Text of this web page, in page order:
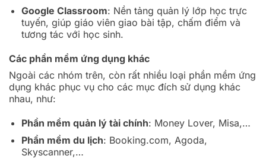
Google Classroom: Nền tảng quản lý lớp học trực
tuyến, giúp giáo viên giao bài tập, chấm điểm và
tương tác với học sinh.
Các phần mềm ứng dụng khác
Ngoài các nhóm trên, còn rất nhiều loại phần mềm ứng
dụng khác phục vụ cho các mục đích sử dụng khác
nhau, như:
Phần mềm quản lý tài chính: Money Lover, Misa,…
Phần mềm du lịch: Booking.com, Agoda,
Skyscanner,…